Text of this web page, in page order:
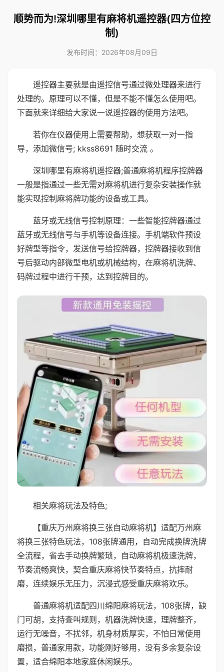
顺势而为!深圳哪里有麻将机遥控器(四方位控
制)
发布时间：2026年08月09日
遥控器主要就是由遥控信号通过微处理器来进行
处理的。原理可以不懂，但是不能不懂怎么使用吧。
下面就来详细给大家说一说遥控器的使用方法吧。
若你在仪器使用上需要帮助，想获取一对一指
导，添加微信号; kkss8691 随时交流 。
深圳哪里有麻将机遥控器;普通麻将机程序控牌器
一般是指通过一些无需对麻将机进行复杂安装操作就
能实现控制麻将牌功能的设备或工具。
蓝牙或无线信号控制原理：一些智能控牌器通过
蓝牙或无线信号与手机等设备连接。手机端软件预设
好牌型等指令，发送信号给控牌器，控牌器接收到信
号后驱动内部微型电机或机械结构，在麻将机洗牌、
码牌过程中进行干预，达到控牌目的。
相关麻将玩法及特色;
【重庆万州麻将换三张自动麻将机】适配万州麻
将换三张特色玩法，108张牌通用，自动完成换牌洗牌
全流程，省去手动换牌繁琐，自动麻将机极速洗牌，
节奏流畅爽快，契合重庆麻将快节奏特点，抗摔耐
磨，连续娱乐无压力，沉浸式感受重庆麻将欢乐。
普通麻将机适配四川绵阳麻将玩法，108张牌，缺
门可胡，支持查叫规则，机器洗牌快速，理牌整齐，
运行无噪音，不扰邻，机身材质厚实，不怕日常使用
磨损，普通家用款，功能刚好够用，没有多余复杂设
置，适合绵阳本地家庭休闲娱乐。